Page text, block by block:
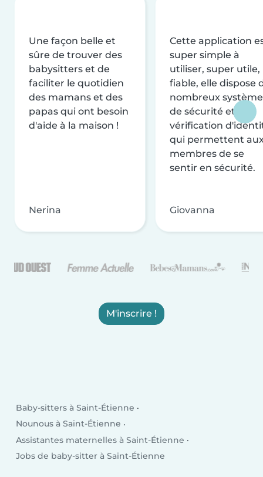
Une façon belle et
sûre de trouver des
babysitters et de
faciliter le quotidien
des mamans et des
papas qui ont besoin
d'aide à la maison !
Nerina
Cette application
super simple à
utiliser, super utile,
fiable, elle dispose
nombreux
de sécurité et de
vérification
qui permettent
membres de se
sentir en sécurité.
Giovanna
M'inscrire !
Baby-sitters à Saint-Étienne
Nounous à Saint-Étienne
Assistantes maternelles à Saint-Étienne
Jobs de baby-sitter à Saint-Étienne